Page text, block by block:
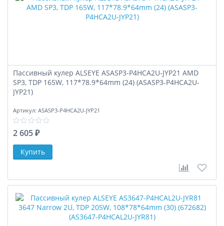
Пассивный кулер ALSEYE ASASP3-P4HCA2U-JYP21 AMD
SP3, TDP 165W, 117*78.9*64mm (24) (ASASP3-P4HCA2U-
JYP21)
Артикул: ASASP3-P4HCA2U-JYP21
2 605 ₽
В В